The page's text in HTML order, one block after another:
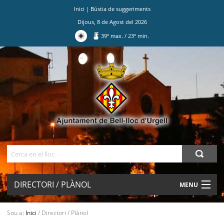
Inici | Bústia de suggeriments
Dijous, 8de Agostdel 2026
39º max./ 23º min.
DIRECTORI / PLÀNOL MENU
Sou a: Inici / Directori / Plànol